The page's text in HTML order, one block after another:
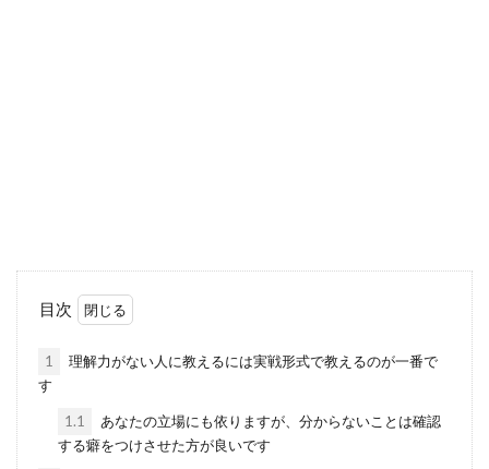
目次
1
理解力がない人に教えるには実戦形式で教えるのが一番で
す
1.1
あなたの立場にも依りますが、分からないことは確認
する癖をつけさせた方が良いです